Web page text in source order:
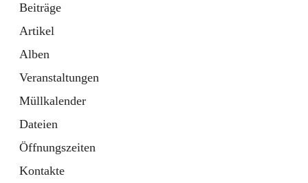
Beiträge
Artikel
Alben
Veranstaltungen
Müllkalender
Dateien
Öffnungszeiten
Kontakte
18 Schnellzugriffe
Gemeindeservice